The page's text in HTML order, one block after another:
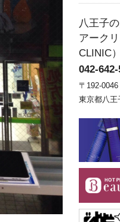
八王子
アーク
CLINIC）
042-
〒192-0046
東京都八王